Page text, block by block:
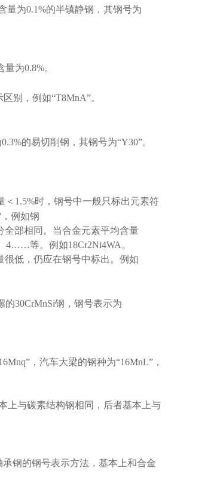
量为0.1%的半镇静钢，其钢号为
量为0.8%。
区别，例如“T8MnA”。
0.3%的易切削钢，其钢号为“Y30”。
＜ 1.5%时，钢号中一般只标出元素符
，例如钢
全部相同。当合金元素平均含量
、4……等。例如18Cr2Ni4WA 。
低，仍应在钢号中标出。例如
的30CrMnSi钢，钢号表示为
，汽车大梁的钢种为“16MnL” ，
上与碳素结构钢相同，后者基本上与
承钢的钢号表示方法，基本上和合金